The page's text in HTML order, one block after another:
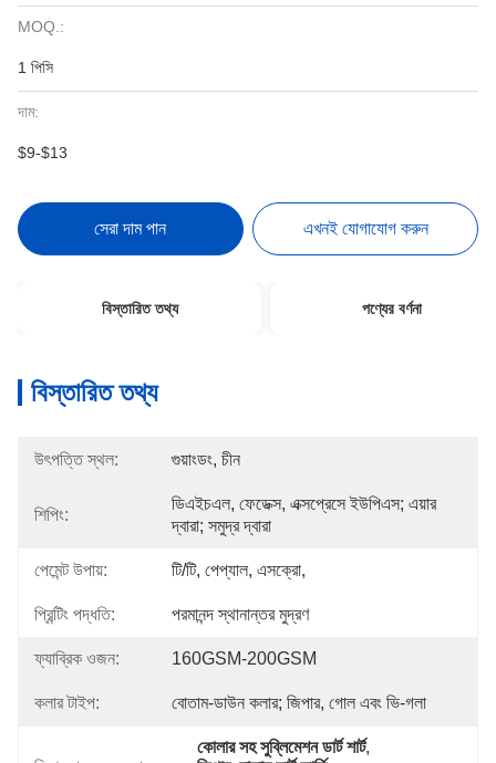
MOQ.:
1 পিসি
দাম:
$9-$13
সেরা দাম পান এখনই যোগাযোগ করুন
বিস্তারিত তথ্য পণ্যের বর্ণনা
বিস্তারিত তথ্য
উৎপত্তি স্থল: গুয়াংডং, চীন
শিপিং:
ডিএইচএল, ফেডেক্স, এক্সপ্রেসে ইউপিএস; এয়ার
দ্বারা; সমুদ্র দ্বারা
পেমেন্ট উপায়: টি/টি, পেপ্যাল, এসক্রো,
প্রিন্টিং পদ্ধতি: পরমানন্দ স্থানান্তর মুদ্রণ
ফ্যাব্রিক ওজন: 160GSM-200GSM
কলার টাইপ: বোতাম-ডাউন কলার; জিপার, গোল এবং ভি-গলা
কোলার সহ সুব্লিমেশন ডার্ট শার্ট,